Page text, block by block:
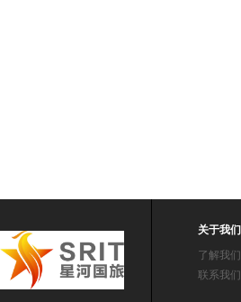
关于我们
了解我们
联系我们